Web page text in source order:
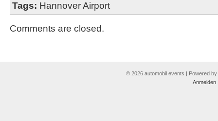
Tags: Hannover Airport
Comments are closed.
© 2026 automobil events | Powered by
Anmelden|